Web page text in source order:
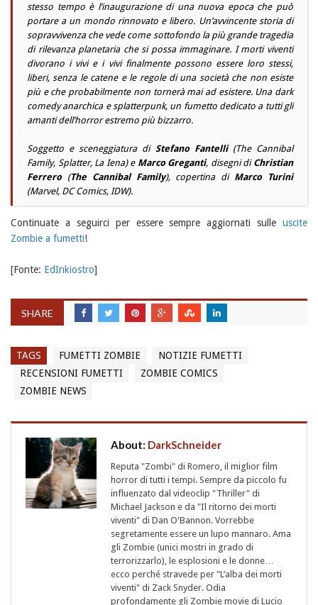
stesso tempo è l’inaugurazione di una nuova epoca che può
portare a un mondo rinnovato e libero. Un’avvincente storia di
sopravvivenza che vede come sottofondo la più grande tragedia
di rilevanza planetaria che si possa immaginare. I morti viventi
divorano i vivi e i vivi finalmente possono essere loro stessi,
liberi, senza le catene e le regole di una società che non esiste
più e che probabilmente non tornerà mai ad esistere. Una dark
comedyanarchica e splatterpunk, un fumetto dedicato a tutti gli
amanti dell’horror estremo più bizzarro.
Soggetto e sceneggiatura di Stefano Fantelli(The Cannibal
Family, Splatter, La Iena) e Marco Greganti, disegni di Christian
Ferrero(The Cannibal Family), copertina di Marco Turini
(Marvel, DC Comics, IDW).
Continuate a seguirci per essere sempre aggiornati sulle uscite
Zombie a fumetti!
[Fonte: EdInkiostro]
SHARE
TAGS FUMETTI ZOMBIE
NOTIZIE FUMETTI
RECENSIONI FUMETTI
ZOMBIE COMICS
ZOMBIE NEWS
About: DarkSchneider
Reputa "Zombi" di Romero, il miglior film
horror di tutti i tempi. Sempre da piccolo fu
influenzato dal videoclip "Thriller" di
Michael Jackson e da "Il ritorno dei morti
viventi" di Dan O'Bannon. Vorrebbe
segretamente essere un lupo mannaro. Ama
gli Zombie (unici mostri in grado di
terrorizzarlo), le esplosioni e le donne…
ecco perché stravede per "L’alba dei morti
viventi" di Zack Snyder. Odia
profondamente gli Zombie movie di Lucio